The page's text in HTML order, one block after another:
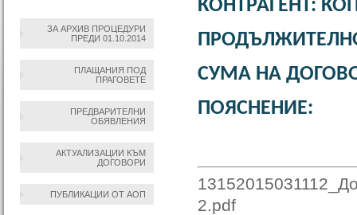
ЗА АРХИВ ПРОЦЕДУРИ
ПРЕДИ 01.10.2014
ПЛАЩАНИЯ ПОД
ПРАГОВЕТЕ
ПРЕДВАРИТЕЛНИ
ОБЯВЛЕНИЯ
АКТУАЛИЗАЦИИ КЪМ
ДОГОВОРИ
ПУБЛИКАЦИИ ОТ АОП
КОНТРАГЕНТ:
СУМА НА
ПОЯСНЕНИЕ:
2.pdf